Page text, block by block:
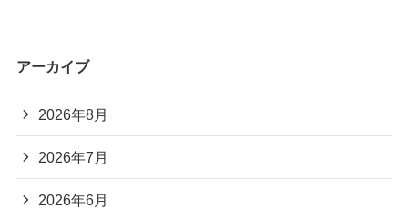
アーカイブ
2026年8月
2026年7月
2026年6月